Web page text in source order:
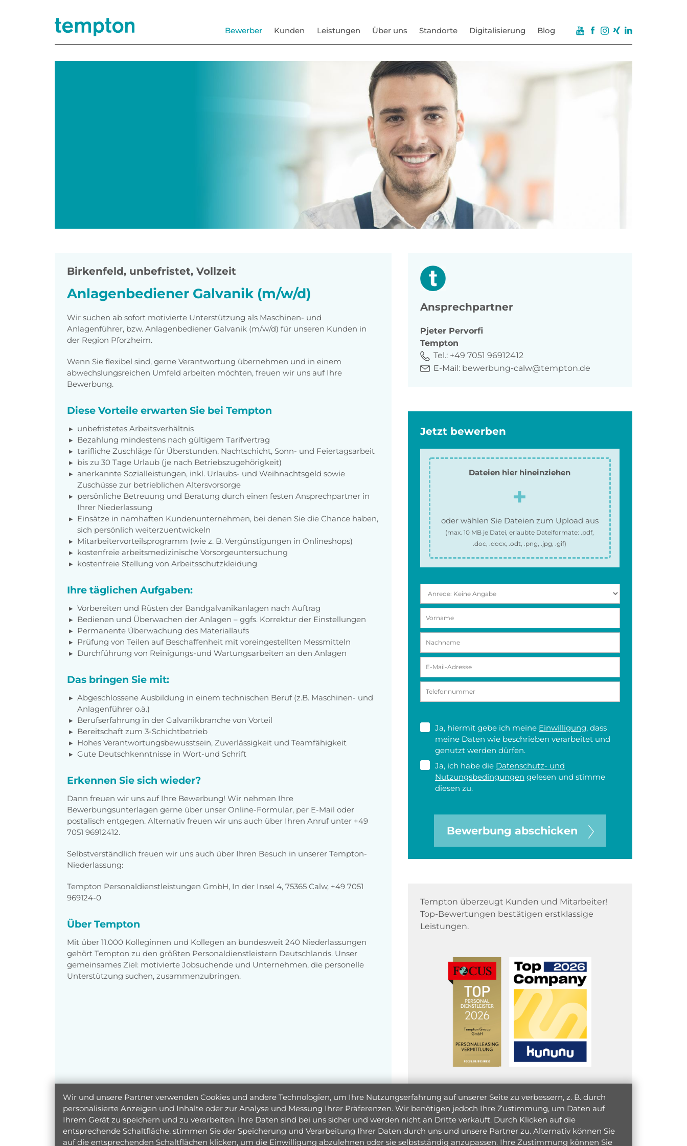
Bewerber Kunden Leistungen Über uns Standorte Digitalisierung Blog
Birkenfeld, unbefristet, Vollzeit
Anlagenbediener Galvanik (m/w/d)
Wir suchen ab sofort motivierte Unterstützung als Maschinen- und
Anlagenführer, bzw. Anlagenbediener Galvanik (m/w/d) für unseren Kunden in
der Region Pforzheim.
Wenn Sie flexibel sind, gerne Verantwortung übernehmen und in einem
abwechslungsreichen Umfeld arbeiten möchten, freuen wir uns auf Ihre
Bewerbung.
Diese Vorteile erwarten Sie bei Tempton
unbefristetes Arbeitsverhältnis
Bezahlung mindestens nach gültigem Tarifvertrag
tarifliche Zuschläge für Überstunden, Nachtschicht, Sonn- und Feiertagsarbeit
bis zu 30 Tage Urlaub (je nach Betriebszugehörigkeit)
anerkannte Sozialleistungen, inkl. Urlaubs- und Weihnachtsgeld sowie
Zuschüsse zur betrieblichen Altersvorsorge
persönliche Betreuung und Beratung durch einen festen Ansprechpartner in
Ihrer Niederlassung
Einsätze in namhaften Kundenunternehmen, bei denen Sie die Chance haben,
sich persönlich weiterzuentwickeln
Mitarbeitervorteilsprogramm (wie z. B. Vergünstigungen in Onlineshops)
kostenfreie arbeitsmedizinische Vorsorgeuntersuchung
kostenfreie Stellung von Arbeitsschutzkleidung
Ihre täglichen Aufgaben:
Vorbereiten und Rüsten der Bandgalvanikanlagen nach Auftrag
Bedienen und Überwachen der Anlagen – ggfs. Korrektur der Einstellungen
Permanente Überwachung des Materiallaufs
Prüfung von Teilen auf Beschaffenheit mit voreingestellten Messmitteln
Durchführung von Reinigungs-und Wartungsarbeiten an den Anlagen
Das bringen Sie mit:
Abgeschlossene Ausbildung in einem technischen Beruf (z.B. Maschinen- und
Anlagenführer o.ä.)
Berufserfahrung in der Galvanikbranche von Vorteil
Bereitschaft zum 3-Schichtbetrieb
Hohes Verantwortungsbewusstsein, Zuverlässigkeit und Teamfähigkeit
Gute Deutschkenntnisse in Wort-und Schrift
Erkennen Sie sich wieder?
Dann freuen wir uns auf Ihre Bewerbung! Wir nehmen Ihre
Bewerbungsunterlagen gerne über unser Online-Formular, per E-Mail oder
postalisch entgegen. Alternativ freuen wir uns auch über Ihren Anruf unter +49
7051 96912412.
Selbstverständlich freuen wir uns auch über Ihren Besuch in unserer Tempton-
Niederlassung:
Tempton Personaldienstleistungen GmbH, In der Insel 4, 75365 Calw, +49 7051
969124-0
Über Tempton
Mit über 11.000 Kolleginnen und Kollegen an bundesweit 240 Niederlassungen
gehört Tempton zu den größten Personaldienstleistern Deutschlands. Unser
gemeinsames Ziel: motivierte Jobsuchende und Unternehmen, die personelle
Unterstützung suchen, zusammenzubringen.
Ansprechpartner
Pjeter Pervorfi
Tempton
Tel.: +49 7051 96912412
E-Mail: bewerbung-calw@tempton.de
Jetzt bewerben
Dateien hier hineinziehen
oder wählen Sie Dateien zum Upload aus
(max.10 MB je Datei, erlaubte Dateiformate:.pdf,
.doc, .docx, .odt, .png, .jpg, .gif)
Ja, hiermit gebe ich meine Einwilligung, dass
meine Daten wie beschrieben verarbeitet und
genutzt werden dürfen.
Ja, ich habe die Datenschutz- und
Nutzungsbedingungen gelesen und stimme
diesen zu.
Bewerbung abschicken
Tempton überzeugt Kunden und Mitarbeiter!
Top-Bewertungen bestätigen erstklassige
Leistungen.
Wir und unsere Partner verwenden Cookies und andere Technologien, um Ihre Nutzungserfahrung auf unserer Seite zu verbessern, z. B. durch
personalisierte Anzeigen und Inhalte oder zur Analyse und Messung Ihrer Präferenzen. Wir benötigen jedoch Ihre Zustimmung, um Daten auf
Ihrem Gerät zu speichern und zu verarbeiten. Ihre Daten sind bei uns sicher und werden nicht an Dritte verkauft. Durch Klicken auf die
entsprechende Schaltfläche, stimmen Sie der Speicherung und Verarbeitung Ihrer Daten durch uns und unsere Partner zu. Alternativ können Sie
auf die entsprechenden Schaltflächen klicken, um die Einwilligung abzulehnen oder sie selbstständig anzupassen. Ihre Zustimmung können Sie